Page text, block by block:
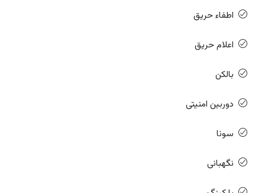
اطفاء حریق
اعلام حریق
بالکن
دوربین امنیتی
سونا
نگهبانی